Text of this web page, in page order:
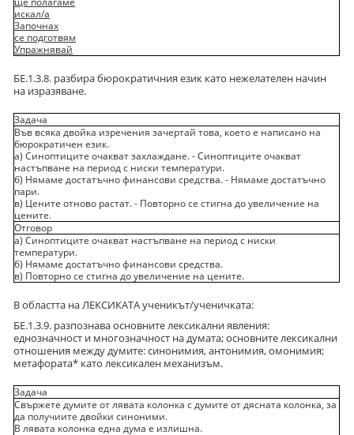
искал/а
Започнах
се подготвям
Упражнявай
БЕ.1.3.8. разбира бюрократичния език като нежелателен начин
на изразяване.
Задача
Във всяка двойка изречения зачертай това, което е написано на
бюрократичен език.
а) Синоптиците очакват захлаждане. - Синоптиците очакват
настъпване на период с ниски температури.
б) Нямаме достатъчно финансови средства. - Нямаме достатъчно
пари.
в) Цените отново растат. - Повторно се стигна до увеличение на
цените.
Отговор
а) Синоптиците очакват настъпване на период с ниски
температури.
б) Нямаме достатъчно финансови средства.
в) Повторно се стигна до увеличение на цените.
В областта на ЛЕКСИКАТА ученикът/ученичката:
БЕ.1.3.9. разпознава основните лексикални явления:
еднозначност и многозначност на думата; основните лексикални
отношения между думите: синонимия, антонимия, омонимия;
метафората* като лексикален механизъм.
Задача
Свържете думите от лявата колонка с думите от дясната колонка, за
да получиите двойки синоними.
В лявата колонка една дума е излишна.